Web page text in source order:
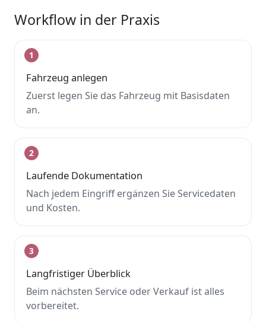
Workflow in der Praxis
1
Fahrzeug anlegen
Zuerst legen Sie das Fahrzeug mit Basisdaten
an.
2
Laufende Dokumentation
Nach jedem Eingriff ergänzen Sie Servicedaten
und Kosten.
3
Langfristiger Überblick
Beim nächsten Service oder Verkauf ist alles
vorbereitet.